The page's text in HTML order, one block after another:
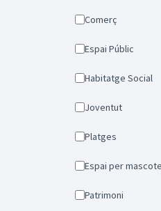
Comerç
Espai Públic
Habitatge Social
Joventut
Platges
Espai per
Patrimoni